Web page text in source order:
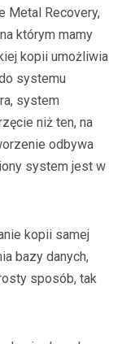
Metal Recovery,
którym mamy
kopii umożliwia
systemu
system
niż ten, na
odbywa
system jest w
kopii samej
bazy danych,
sposób, tak